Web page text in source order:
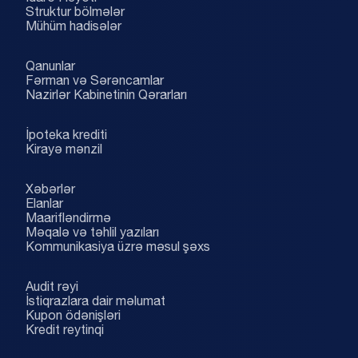
Struktur bölmələr
Mühüm hadisələr
Qanunlar
Fərman və Sərəncamlar
Nazirlər Kabinetinin Qərarları
İpoteka krediti
Kirayə mənzil
Xəbərlər
Elanlar
Maarifləndirmə
Məqalə və təhlil yazıları
Kommunikasiya üzrə məsul şəxs
Audit rəyi
İstiqrazlara dair məlumat
Kupon ödənişləri
Kredit reytinqi